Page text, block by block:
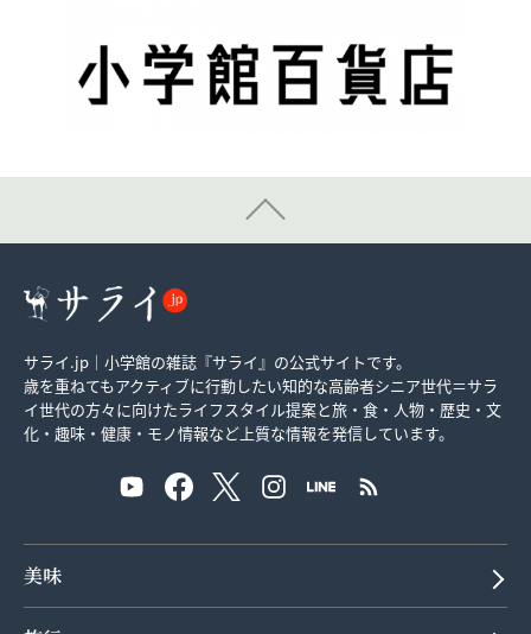
サライ.jp｜小学館の雑誌『サライ』の公式サイトです。
歳を重ねてもアクティブに行動したい知的な高齢者シニア世代＝サラ
イ世代の方々に向けたライフスタイル提案と旅・食・人物・歴史・文
化・趣味・健康・モノ情報など上質な情報を発信しています。
美味